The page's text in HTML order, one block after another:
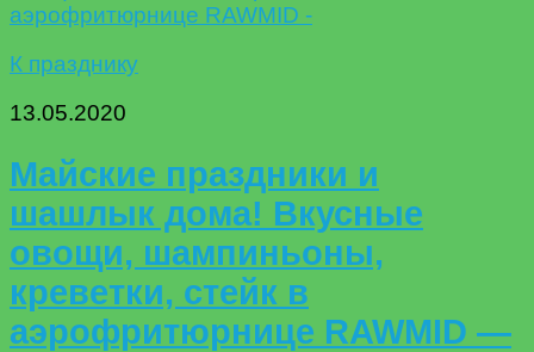
К празднику
13.05.2020
Майские праздники и
шашлык дома! Вкусные
овощи, шампиньоны,
креветки, стейк в
аэрофритюрнице RAWMID —